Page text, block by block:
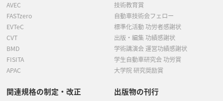
AVEC
FASTzero
EVTeC
CVT
BMD
FISITA
APAC
技術教育賞
自動車技術会フェロー
標準化活動 功労者感謝状
出版・編集 功績感謝状
学術講演会 運営功績感謝状
学生自動車研究会 功労賞
大学院 研究奨励賞
関連規格の制定・改正 出版物の刊行